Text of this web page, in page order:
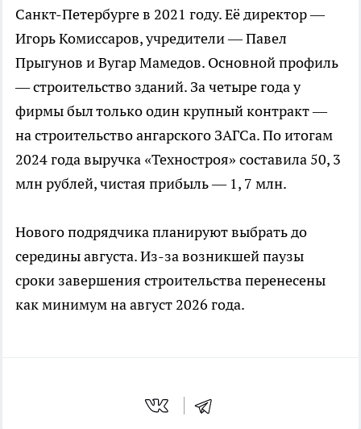
Санкт-Петербурге в 2021 году. Её директор —
Игорь Комиссаров, учредители — Павел
Прыгунов и Вугар Мамедов. Основной профиль
— строительство зданий. За четыре года у
фирмы был только один крупный контракт —
на строительство ангарского ЗАГСа. По итогам
2024 года выручка «Техностроя» составила 50, 3
млн рублей, чистая прибыль — 1, 7 млн.
Нового подрядчика планируют выбрать до
середины августа. Из-за возникшей паузы
сроки завершения строительства перенесены
как минимум на август 2026 года.